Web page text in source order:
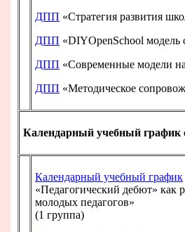
ДПП «Стратегия развития
ДПП «DIYOpenSchool модель
ДПП «Современные модели
ДПП «Методическое
Календарный учебный график
Календарный учебный график
«Педагогический дебют» как
молодых педагогов»
(1 группа)